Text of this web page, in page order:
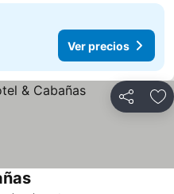
Ver precios
Compartir